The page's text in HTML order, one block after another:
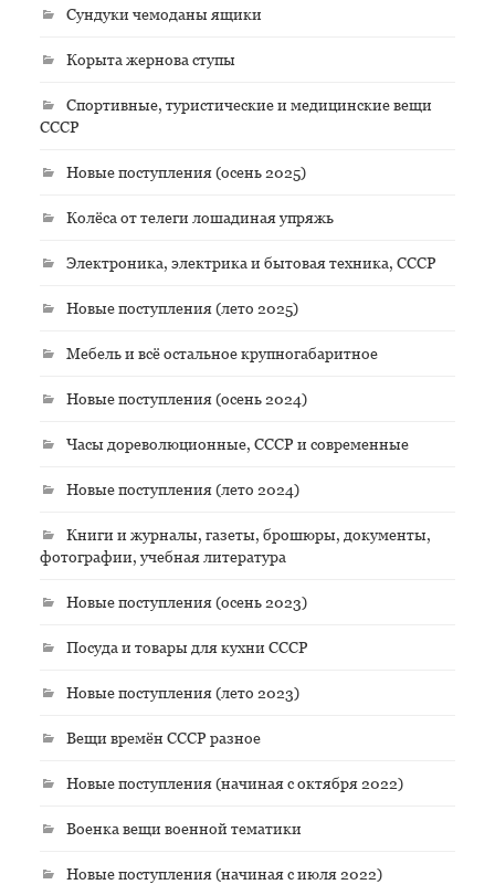
Сундуки чемоданы ящики
Корыта жернова ступы
Спортивные, туристические и медицинские вещи
СССР
Новые поступления (осень 2025)
Колёса от телеги лошадиная упряжь
Электроника, электрика и бытовая техника, СССР
Новые поступления (лето 2025)
Мебель и всё остальное крупногабаритное
Новые поступления (осень 2024)
Часы дореволюционные, СССР и современные
Новые поступления (лето 2024)
Книги и журналы, газеты, брошюры, документы,
фотографии, учебная литература
Новые поступления (осень 2023)
Посуда и товары для кухни СССР
Новые поступления (лето 2023)
Вещи времён СССР разное
Новые поступления (начиная с октября 2022)
Военка вещи военной тематики
Новые поступления (начиная с июля 2022)